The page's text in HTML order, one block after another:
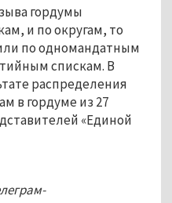
гордумы
и по округам, то
по одномандатным
спискам. В
распределения
в гордуме из 27
«Единой